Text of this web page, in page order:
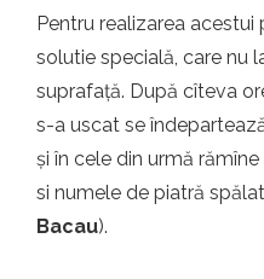
Pentru realizarea
solutie specială, care nu
suprafață. După cîteva
s-a uscat se
și în cele din urmă
si numele de piatră
Bacau).